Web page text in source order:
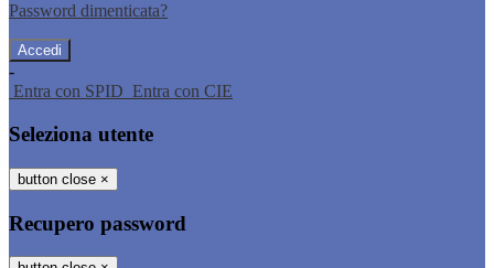
Password dimenticata?
-
Entra con SPID Entra con CIE
Seleziona utente
button close ×
Recupero password